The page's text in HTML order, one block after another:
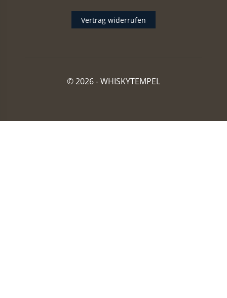
Vertrag widerrufen
© 2026 -WHISKYTEMPEL